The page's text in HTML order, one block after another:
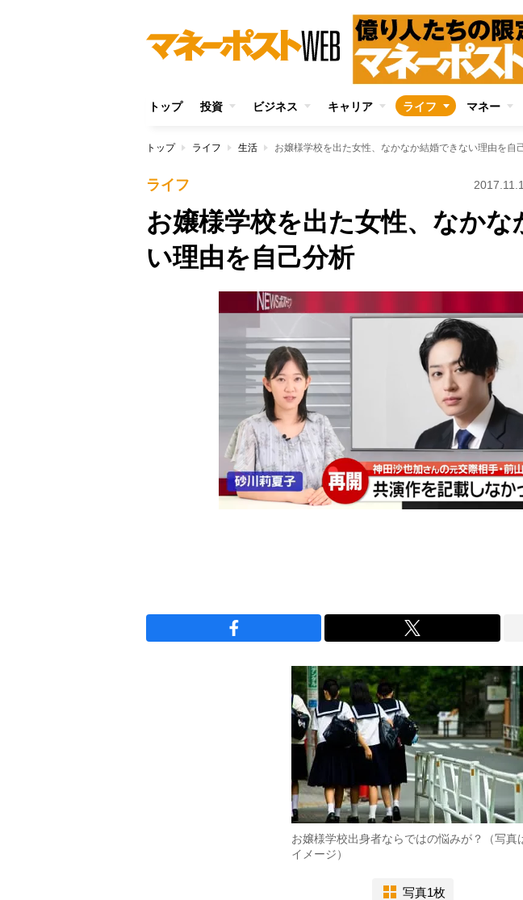
トップ 投資 ビジネス キャリア ライフ マネー
トップ ライフ 生活 お嬢様学校を出た女性、なかなか結婚できない理由を自
ライフ
お嬢様学校を出た女性、なかな
い理由を自己分析
お嬢様学校出身者ならではの悩みが？（写真
イメージ）
写真1枚